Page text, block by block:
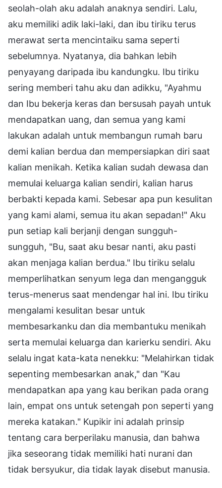
seolah-olah aku adalah anaknya sendiri. Lalu,
aku memiliki adik laki-laki, dan ibu tiriku terus
merawat serta mencintaiku sama seperti
sebelumnya. Nyatanya, dia bahkan lebih
penyayang daripada ibu kandungku. Ibu tiriku
sering memberi tahu aku dan adikku, "Ayahmu
dan Ibu bekerja keras dan bersusah payah untuk
mendapatkan uang, dan semua yang kami
lakukan adalah untuk membangun rumah baru
demi kalian berdua dan mempersiapkan diri saat
kalian menikah. Ketika kalian sudah dewasa dan
memulai keluarga kalian sendiri, kalian harus
berbakti kepada kami. Sebesar apa pun kesulitan
yang kami alami, semua itu akan sepadan!" Aku
pun setiap kali berjanji dengan sungguh-
sungguh, "Bu, saat aku besar nanti, aku pasti
akan menjaga kalian berdua." Ibu tiriku selalu
memperlihatkan senyum lega dan mengangguk
terus-menerus saat mendengar hal ini. Ibu tiriku
mengalami kesulitan besar untuk
membesarkanku dan dia membantuku menikah
serta memulai keluarga dan karierku sendiri. Aku
selalu ingat kata-kata nenekku: "Melahirkan tidak
sepenting membesarkan anak," dan "Kau
mendapatkan apa yang kau berikan pada orang
lain, empat ons untuk setengah pon seperti yang
mereka katakan." Kupikir ini adalah prinsip
tentang cara berperilaku manusia, dan bahwa
jika seseorang tidak memiliki hati nurani dan
tidak bersyukur, dia tidak layak disebut manusia.